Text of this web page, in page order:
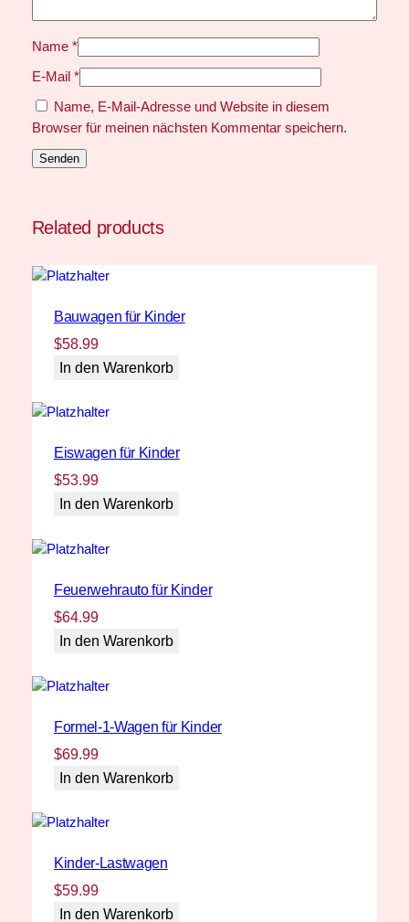
Name *
E-Mail *
Name, E-Mail-Adresse und Website in diesem
Browser für meinen nächsten Kommentar speichern.
Related products
Bauwagen für Kinder
$58.99
In den Warenkorb
Eiswagen für Kinder
$53.99
In den Warenkorb
Feuerwehrauto für Kinder
$64.99
In den Warenkorb
Formel-1-Wagen für Kinder
$69.99
In den Warenkorb
Kinder-Lastwagen
$59.99
In den Warenkorb